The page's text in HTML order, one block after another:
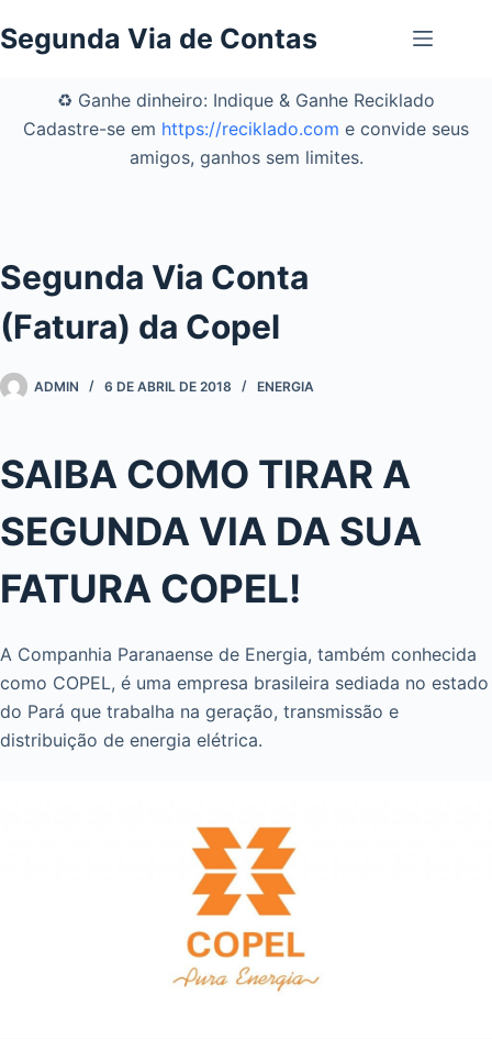
para
conteúdo
Segunda Via de Contas
♻️ Ganhe dinheiro: Indique & Ganhe Reciklado
Cadastre-se em https://reciklado.com e convide seus
amigos, ganhos sem limites.
Segunda Via Conta
(Fatura) da Copel
ADMIN 6 DE ABRIL DE 2018 ENERGIA
SAIBA COMO TIRAR A
SEGUNDA VIA DA SUA
FATURA COPEL!
A Companhia Paranaense de Energia, também conhecida
como COPEL, é uma empresa brasileira sediada no estado
do Pará que trabalha na geração, transmissão e
distribuição de energia elétrica.